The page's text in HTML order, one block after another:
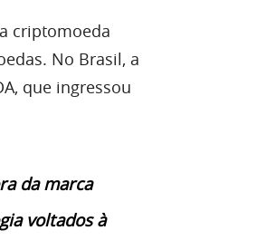
criptomoeda
No Brasil, a
que ingressou
da marca
voltados à